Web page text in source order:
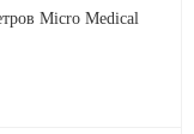
Micro Medical